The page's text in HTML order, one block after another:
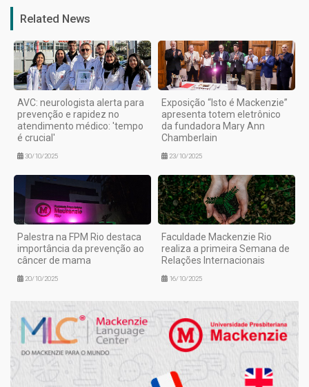
Related News
AVC: neurologista alerta para
prevenção e rapidez no
atendimento médico: 'tempo
é crucial'
30/10/2025
Exposição “Isto é Mackenzie”
apresenta totem eletrônico
da fundadora Mary Ann
Chamberlain
23/10/2025
Palestra na FPM Rio destaca
importância da prevenção ao
câncer de mama
20/10/2025
Faculdade Mackenzie Rio
realiza a primeira Semana de
Relações Internacionais
16/10/2025